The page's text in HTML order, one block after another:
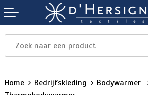
Home Bedrijfskleding Bodywarmer